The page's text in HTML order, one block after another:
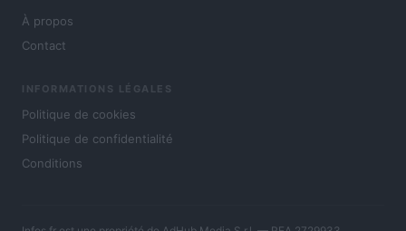
À propos
Contact
INFORMATIONS LÉGALES
Politique de cookies
Politique de confidentialité
Conditions